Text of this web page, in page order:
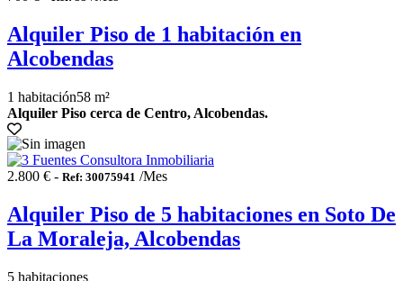
Alquiler Piso de 1 habitación en
Alcobendas
1 habitación58 m²
Alquiler Piso cerca de Centro, Alcobendas.
2.800 € - Ref: 30075941 /Mes
Alquiler Piso de 5 habitaciones en Soto De
La Moraleja, Alcobendas
5 habitaciones